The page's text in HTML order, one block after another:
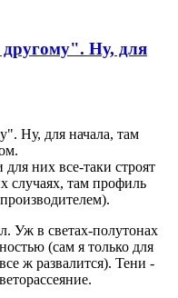
другому". Ну, для
Ну, для начала, там
них все-таки строят
случаях, там профиль
Уж в светах-полутонах
(сам я только для
ж развалится). Тени -